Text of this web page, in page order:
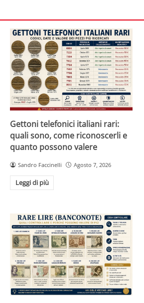
Gettoni telefonici italiani rari:
quali sono, come riconoscerli e
quanto possono valere
Sandro Faccinelli Agosto 7, 2026
Leggi di più